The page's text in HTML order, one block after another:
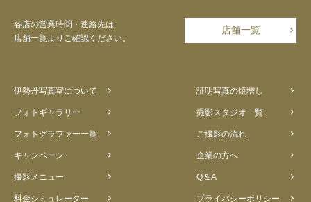
各店の営業時間・連絡先は
店舗一覧よりご確認ください。
店舗一覧
伊勢丹写真室について 証明写真の焼増し
フォトギャラリー 撮影スタジオ一覧
フォトグラファー一覧 ご撮影の流れ
キャンペーン 企業の方へ
撮影メニュー Q＆A
料金シミュレーター プライバシーポリシー